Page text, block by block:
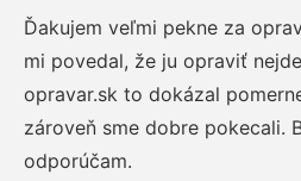
Ďakujem veľmi pekne za
mi povedal, že ju opraviť
opravar.sk to dokázal
zároveň sme dobre pokecali.
odporúčam.